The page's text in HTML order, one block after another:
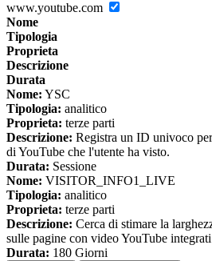
www.youtube.com
Nome
Tipologia
Proprieta
Descrizione
Durata
Nome: YSC
Tipologia: analitico
Proprieta: terze parti
Descrizione: Registra un ID univoco
di YouTube che l'utente ha visto.
Durata: Sessione
Nome: VISITOR_INFO1_LIVE
Tipologia: analitico
Proprieta: terze parti
Descrizione: Cerca di stimare la
sulle pagine con video YouTube
Durata: 180 Giorni